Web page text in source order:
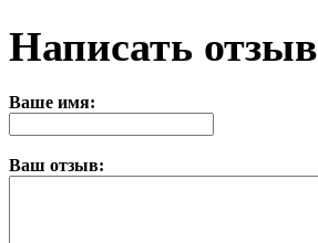
Написать отзыв
Ваше имя:
Ваш отзыв: